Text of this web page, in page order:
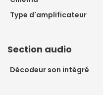
Type d'amplificateur
Section audio
Décodeur son intégré